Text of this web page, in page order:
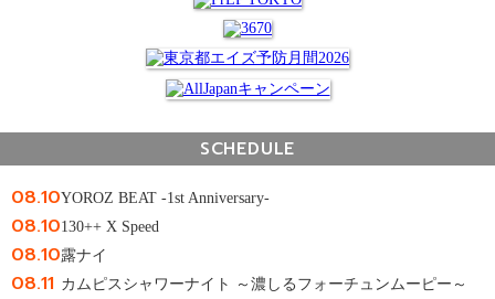
SCHEDULE
08.10YOROZ BEAT -1st Anniversary-
08.10130++ X Speed
08.10露ナイ
08.11 カムピスシャワーナイト ～濃しるフォーチュンムーピー～